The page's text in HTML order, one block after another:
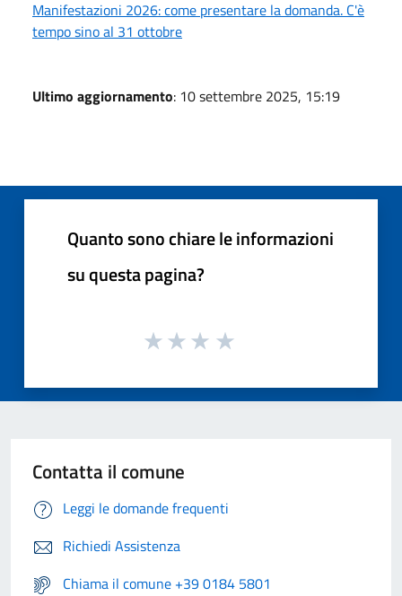
Manifestazioni 2026: come presentare la domanda. C'è
tempo sino al 31 ottobre
Ultimo aggiornamento: 10 settembre 2025, 15:19
Quanto sono chiare le informazioni
su questa pagina?
Contatta il comune
Leggi le domande frequenti
Richiedi Assistenza
Chiama il comune +39 0184 5801